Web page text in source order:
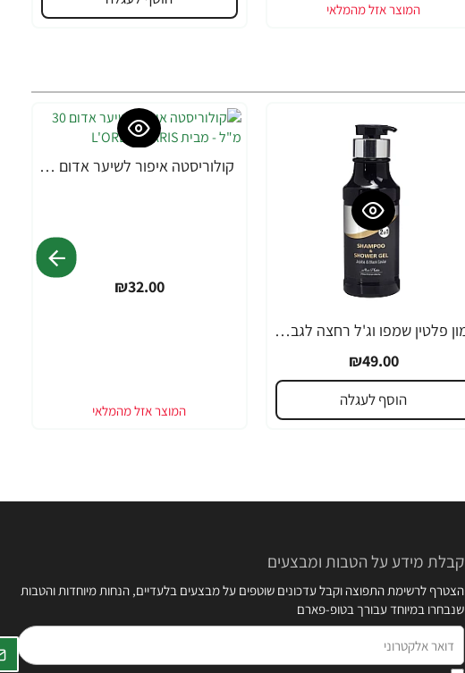
מון פלטין שמפו וג'ל רחצה לגבר 400 מ"ל - מבית MON PLATIN PROFESSIONAL
₪49.00
הוסף לעגלה
קולוריסטה איפור לשיער אדום 30 מ"ל - מבית L'OREAL PARIS
₪32.00
קבלת מידע על הטבות ומבצעים
הצטרף לרשימת התפוצה וקבל עדכונים שוטפים על מבצעים בלעדיים, הנחות מיוחדות והטבות
שנבחרו במיוחד עבורך בטופ-פארם
אלקטרוני